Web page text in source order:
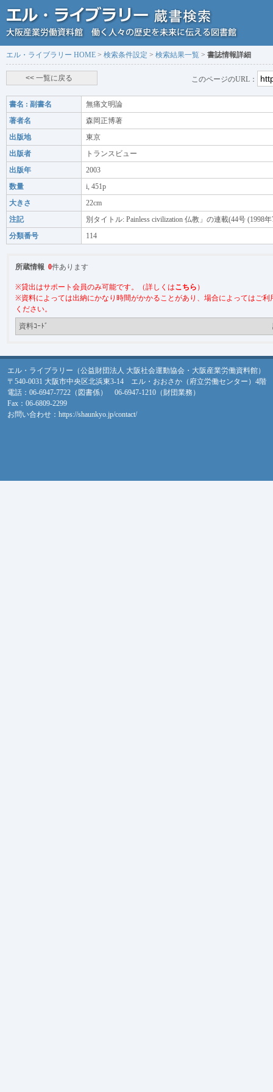
エル・ライブラリー HOME > 検索条件設定 > 検索結果一覧 > 書誌情報詳細
このページのURL：
書名 : 副書名
無痛文明論
著者名
森岡正博著
出版地
東京
出版者
トランスビュー
出版年
2003
数量
i, 451p
大きさ
22cm
注記
別タイトル: Painless civilization 仏教」の連載(44号
分類番号
114
所蔵情報 0件あります
※貸出はサポート会員のみ可能です。（詳しくはこちら ）
※資料によっては出納にかなり時間がかかることがあり、場合によってはご
ください。
資料ｺｰﾄﾞ
エル・ライブラリー（公益財団法人 大阪社会運動協会・大阪産業労働資料館）
〒540-0031 大阪市中央区北浜東3-14 エル・おおさか（府立労働センター）4階
電話：06-6947-7722（図書係） 06-6947-1210（財団業務）
Fax：06-6809-2299
お問い合わせ： https://shaunkyo.jp/contact/